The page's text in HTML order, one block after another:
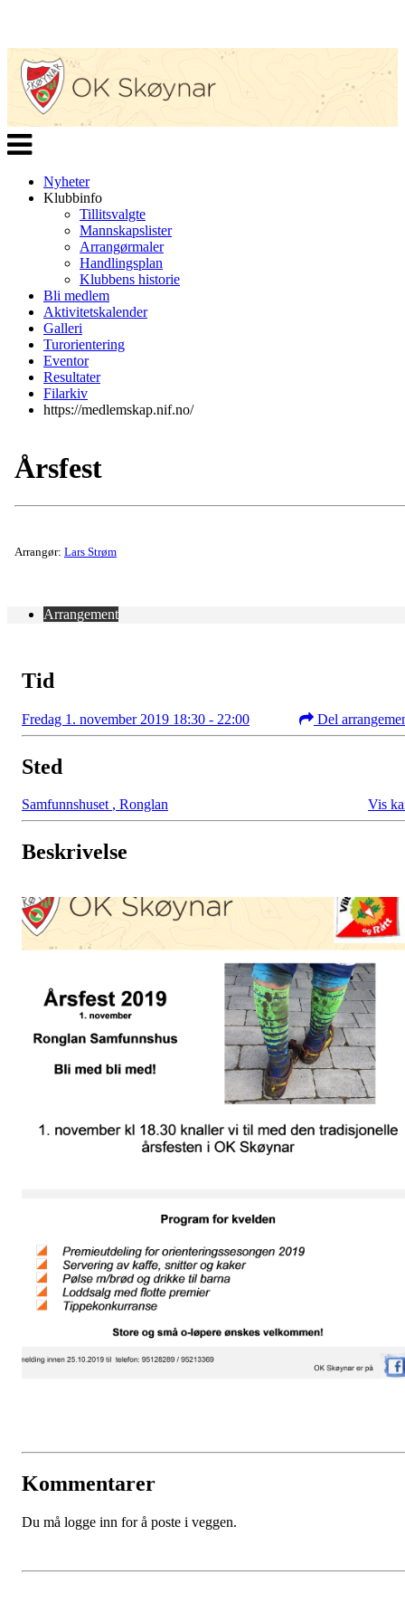
Veksle
navigasjon
Nyheter
Klubbinfo
Tillitsvalgte
Mannskapslister
Arrangørmaler
Handlingsplan
Klubbens historie
Bli medlem
Aktivitetskalender
Galleri
Turorientering
Eventor
Resultater
Filarkiv
https://medlemskap.nif.no/
Årsfest
Arrangør: Lars Strøm
Arrangement
Tid
Fredag 1. november 2019 18:30 - 22:00 Del
Sted
Samfunnshuset , Ronglan Vis
Beskrivelse
Kommentarer
Du må logge inn for å poste i veggen.